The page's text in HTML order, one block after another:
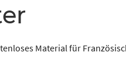
Material für